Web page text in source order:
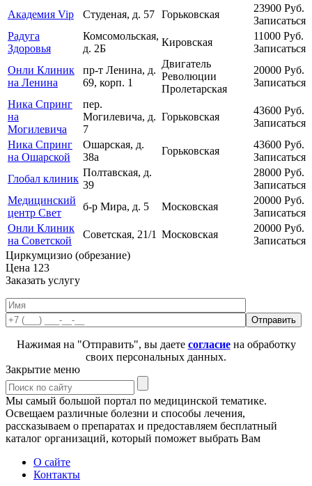
Академия Vip Студеная, д. 57 Горьковская
23900 Руб.
Записаться
Радуга
Здоровья
Комсомольская,
д. 2Б
Кировская
11000 Руб.
Записаться
Онли Клиник
на Ленина
пр-т Ленина, д.
69, корп. 1
Двигатель
Революции
Пролетарская
20000 Руб.
Записаться
Ника Спринг
на
Могилевича
пер.
Могилевича, д.
7
Горьковская
43600 Руб.
Записаться
Ника Спринг
на Ошарской
Ошарская, д.
38а
Горьковская
43600 Руб.
Записаться
Глобал клиник
Полтавская, д.
39
28000 Руб.
Записаться
Медицинский
центр Свет
б-р Мира, д. 5 Московская
20000 Руб.
Записаться
Онли Клиник
на Советской
Советская, 21/1 Московская
20000 Руб.
Записаться
Циркумцизио (обрезание)
Цена 123
Заказать услугу
Нажимая на "Отправить", вы даете согласиена обработку
своих персональных данных.
Закрытие меню
Мы самый большой портал по медицинской тематике.
Освещаем различные болезни и способы лечения,
рассказываем о препаратах и предоставляем бесплатный
каталог организаций, который поможет выбрать Вам
О сайте
Контакты